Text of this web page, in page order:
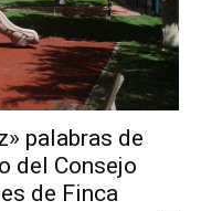
palabras de
del Consejo
de Finca